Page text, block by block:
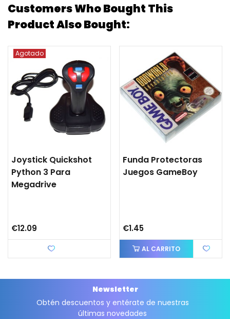
Customers Who Bought This
Product Also Bought:
Agotado
Joystick Quickshot
Python 3 Para
Megadrive
€12.09
Funda Protectoras
Juegos GameBoy
€1.45
AL CARRITO
Newsletter
Obtén descuentos y entérate de nuestras
últimas novedades